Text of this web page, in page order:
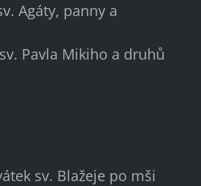
Agáty, panny a
Pavla Mikiho a druhů
sv. Blažeje po mši